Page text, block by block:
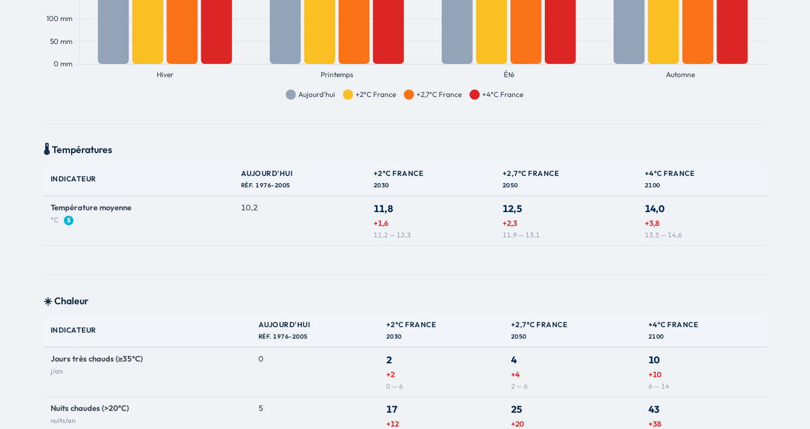
🌡️ Températures
INDICATEUR
AUJOURD'HUI
RÉF. 1976-2005
+2°C FRANCE
2030
+2,7°C FRANCE
2050
+4°C FRANCE
2100
Température moyenne
°C S
10,2 11,8
+1,6
11,2 — 12,3
12,5
+2,3
11,9 — 13,1
14,0
+3,8
13,3 — 14,6
☀️ Chaleur
INDICATEUR
AUJOURD'HUI
RÉF. 1976-2005
+2°C FRANCE
2030
+2,7°C FRANCE
2050
+4°C FRANCE
2100
Jours très chauds (≥35°C)
j/an
0 2
+2
0 — 6
4
+4
2 — 6
10
+10
6 — 14
Nuits chaudes (>20°C)
nuits/an
5 17
+12
25
+20
43
+38